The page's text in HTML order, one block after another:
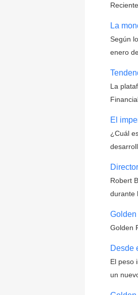
La
Según
enero
La
El
¿Cuál
Robert
durante
Golden
Desde
El peso
un